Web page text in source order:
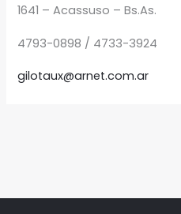
1641 – Acassuso – Bs.As.
4793-0898 / 4733-3924
gilotaux@arnet.com.ar